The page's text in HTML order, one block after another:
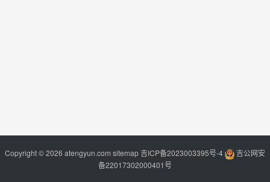
Copyright © 2026 atengyun.com sitemap吉ICP备2023003395号-4
吉公网安
备22017302000401号